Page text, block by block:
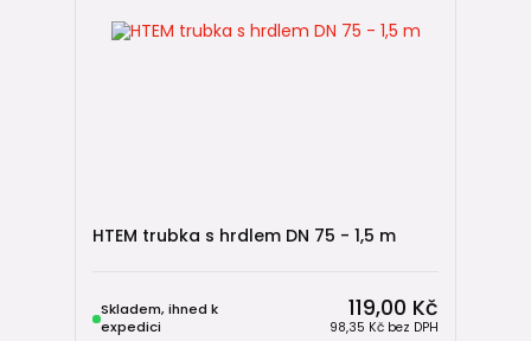
HTEM trubka s hrdlem DN 75 - 1,5 m
119,00 Kč
98,35 Kč bez DPH
Skladem, ihned k
expedici